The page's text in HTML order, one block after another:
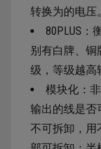
转换为的电压。
80PLUS：
别有白牌、铜
级，等级越高
模块化：
输出的线是否
不可拆卸，用